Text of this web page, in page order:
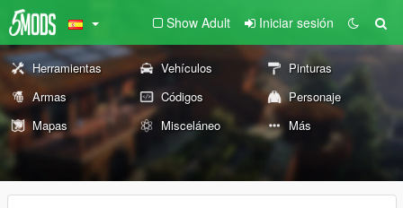
Show Adult Iniciar sesión
Herramientas Vehículos
Pinturas
Armas
Códigos
Personaje
Mapas
Misceláneo Más